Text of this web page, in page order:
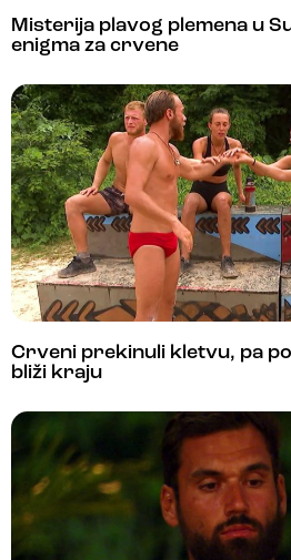
Misterija plavog plemena u
enigma za crvene
Crveni prekinuli kletvu, pa
bliži kraju